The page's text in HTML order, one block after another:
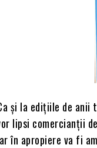
și la edițiile de anii
lipsi comercianții
în apropiere va fi